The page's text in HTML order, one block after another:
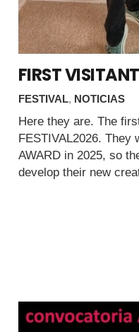
FIRST
FESTIVAL, NOTICIAS
Here they are. The
FESTIVAL2026. They
AWARD in 2025, so
develop their new